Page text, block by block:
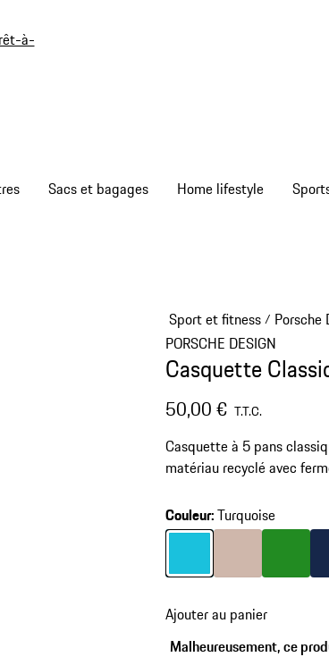
à-
Sacs et bagages Home lifestyle
Sport et fitness/ Porsche
PORSCHE DESIGN
Casquette
50,00 € T.T.C.
Casquette à 5 pans
matériau recyclé avec
Couleur:Turquoise
Ajouter au panier
Malheureusement, ce